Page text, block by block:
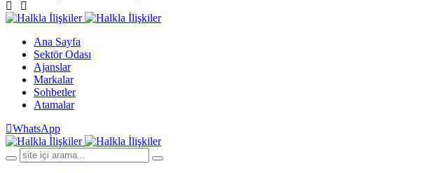
Ana Sayfa
Sektör Odası
Ajanslar
Markalar
Sohbetler
Atamalar
WhatsApp